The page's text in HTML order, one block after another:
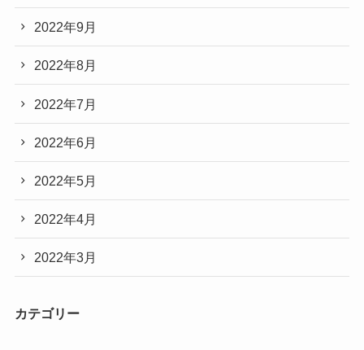
2022年9月
2022年8月
2022年7月
2022年6月
2022年5月
2022年4月
2022年3月
カテゴリー